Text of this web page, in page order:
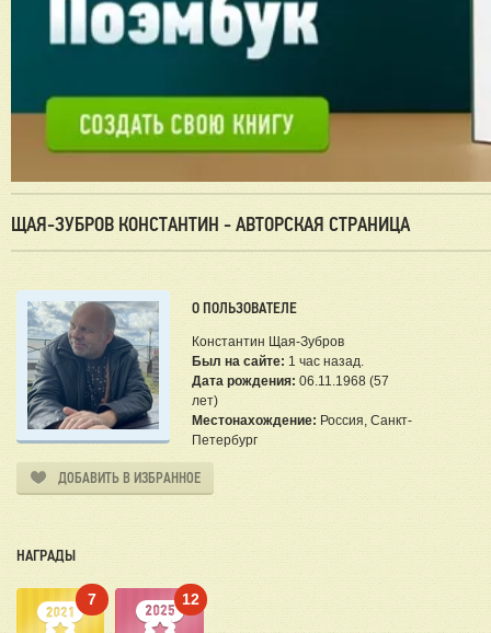
ЩАЯ-ЗУБРОВ КОНСТАНТИН - АВТОРСКАЯ СТРАНИЦА
О ПОЛЬЗОВАТЕЛЕ
Константин Щая-Зубров
Был на сайте: 1 час назад.
Дата рождения: 06.11.1968 (57
лет)
Местонахождение: Россия, Санкт-
Петербург
ДОБАВИТЬ В ИЗБРАННОЕ
НАГРАДЫ
7 12